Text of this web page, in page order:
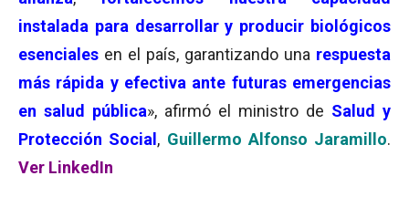
instalada para desarrollar y producir biológicos
esenciales en el país, garantizando una respuesta
más rápida y efectiva ante futuras emergencias
en salud pública», afirmó el ministro de Salud y
Protección Social , Guillermo Alfonso Jaramillo.
Ver LinkedIn